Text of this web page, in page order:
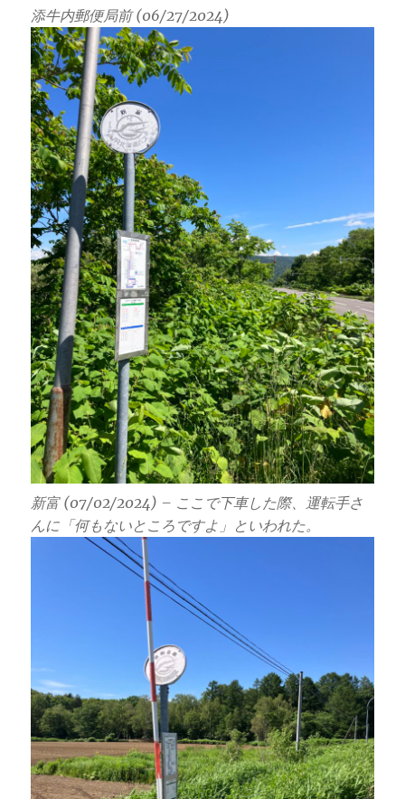
添牛内郵便局前 (06/27/2024)
新富 (07/02/2024) – ここで下車した際、運転手さ
んに「何もないところですよ」といわれた。